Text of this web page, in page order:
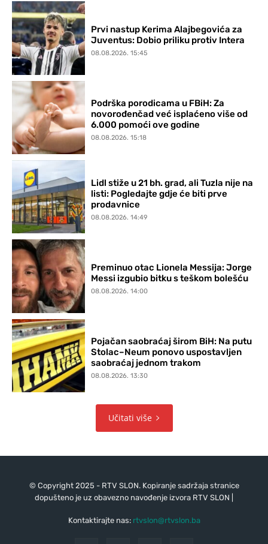
Prvi nastup Kerima Alajbegovića za
Juventus: Dobio priliku protiv Intera
08.08.2026. 15:45
Podrška porodicama u FBiH: Za
novorođenčad već isplaćeno više od
6.000 pomoći ove godine
08.08.2026. 15:18
Lidl stiže u 21 bh. grad, ali Tuzla nije na
listi: Pogledajte gdje će biti prve
prodavnice
08.08.2026. 14:49
Preminuo otac Lionela Messija: Jorge
Messi izgubio bitku s teškom bolešću
08.08.2026. 14:00
Pojačan saobraćaj širom BiH: Na putu
Stolac–Neum ponovo uspostavljen
saobraćaj jednom trakom
08.08.2026. 13:30
Učitati više
© Copyright 2025 - RTV SLON. Kopiranje sadržaja stranice
dopušteno je uz obavezno navođenje izvora RTV SLON |
Kontaktirajte nas: rtvslon@rtvslon.ba